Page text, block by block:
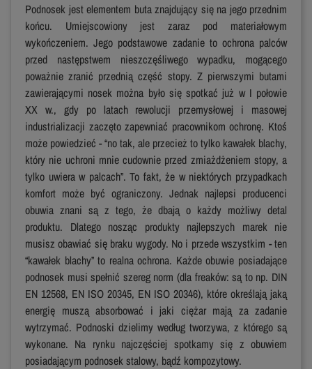
Podnosek jest elementem buta znajdujący się na jego przednim
końcu. Umiejscowiony jest zaraz pod materiałowym
wykończeniem. Jego podstawowe zadanie to ochrona palców
przed następstwem nieszczęśliwego wypadku, mogącego
poważnie zranić przednią część stopy. Z pierwszymi butami
zawierającymi nosek można było się spotkać już w I połowie
XX w., gdy po latach rewolucji przemysłowej i masowej
industrializacji zaczęto zapewniać pracownikom ochronę. Ktoś
może powiedzieć - “no tak, ale przecież to tylko kawałek blachy,
który nie uchroni mnie cudownie przed zmiażdżeniem stopy, a
tylko uwiera w palcach”. To fakt, że w niektórych przypadkach
komfort może być ograniczony. Jednak najlepsi producenci
obuwia znani są z tego, że dbają o każdy możliwy detal
produktu. Dlatego nosząc produkty najlepszych marek nie
musisz obawiać się braku wygody. No i przede wszystkim - ten
“kawałek blachy” to realna ochrona. Każde obuwie posiadające
podnosek musi spełnić szereg norm (dla freaków: są to np. DIN
EN 12568, EN ISO 20345, EN ISO 20346), które określają jaką
energię muszą absorbować i jaki ciężar mają za zadanie
wytrzymać. Podnoski dzielimy według tworzywa, z którego są
wykonane. Na rynku najczęściej spotkamy się z obuwiem
posiadającym podnosek stalowy, bądź kompozytowy.